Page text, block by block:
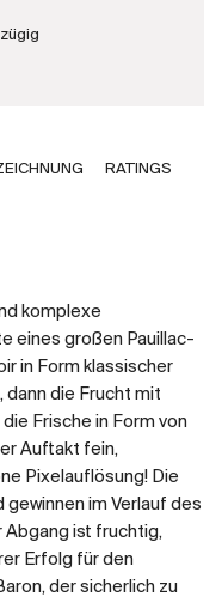
RATINGS
komplexe
eines großen Pauillac-
in Form klassischer
dann die Frucht mit
Frische in Form von
Auftakt fein,
Pixelauflösung! Die
gewinnen im Verlauf des
Abgang ist fruchtig,
Erfolg für den
der sicherlich zu